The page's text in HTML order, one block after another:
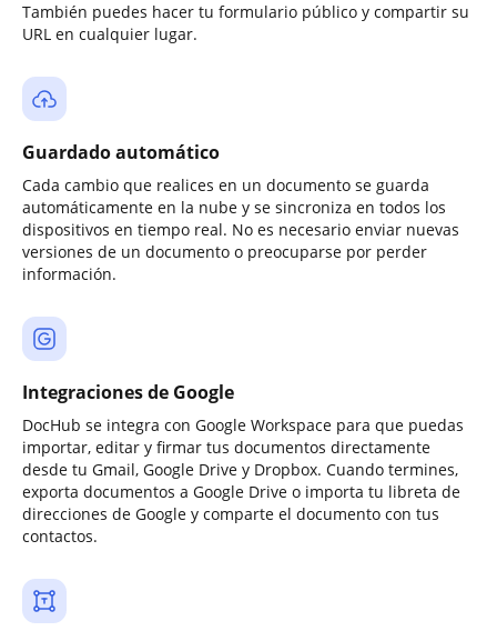
También puedes hacer tu formulario público y compartir su
URL en cualquier lugar.
Guardado automático
Cada cambio que realices en un documento se guarda
automáticamente en la nube y se sincroniza en todos los
dispositivos en tiempo real. No es necesario enviar nuevas
versiones de un documento o preocuparse por perder
información.
Integraciones de Google
DocHub se integra con Google Workspace para que puedas
importar, editar y firmar tus documentos directamente
desde tu Gmail, Google Drive y Dropbox. Cuando termines,
exporta documentos a Google Drive o importa tu libreta de
direcciones de Google y comparte el documento con tus
contactos.